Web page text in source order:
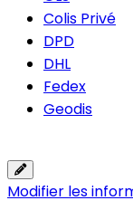
Colis Privé
DPD
DHL
Fedex
Geodis
Modifier les